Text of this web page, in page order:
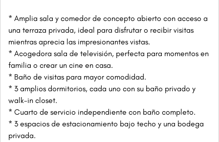
* Amplia sala y comedor de concepto abierto con acceso a
una terraza privada, ideal para disfrutar o recibir visitas
mientras aprecia las impresionantes vistas.
* Acogedora sala de televisión, perfecta para momentos en
familia o crear un cine en casa.
* Baño de visitas para mayor comodidad.
* 3 amplios dormitorios, cada uno con su baño privado y
walk-in closet.
* Cuarto de servicio independiente con baño completo.
* 3 espacios de estacionamiento bajo techo y una bodega
privada.